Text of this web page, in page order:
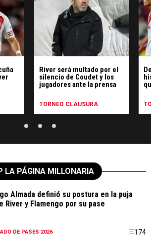
River será multado por el
silencio de Coudet y los
jugadores ante la prensa
TORNEO CLAUSURA
LA PÁGINA MILLONARIA
Almada definió su postura en la puja
River y Flamengo por su pase
DE PASES 2026 174